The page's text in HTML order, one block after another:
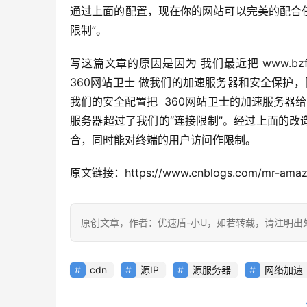
通过上面的配置，现在你的网站可以完美的配
限制”。
写这篇文章的原因是因为 我们最近把
360网站卫士 做我们的加速服务器和安全保护
我们的安全配置把  360网站卫士的加速服务器
服务器超过了我们的“连接限制”。经过上面的
合，同时能对终端的用户访问作限制。
原文链接：https://www.cnblogs.com/mr-
原创文章，作者：优速盾-小U，如若转载，请注
cdn 源IP 源服务器 网络加速